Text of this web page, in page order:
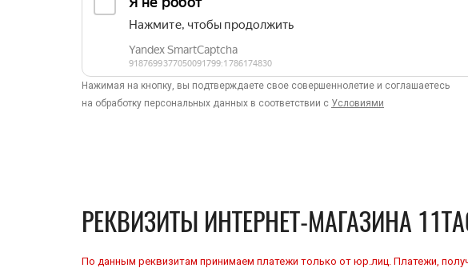
Нажимая на кнопку, вы подтверждаете свое совершеннолетие и соглашаетесь
на обработку персональных данных в соответствии с Условиями
РЕКВИЗИТЫ ИНТЕРНЕТ-МАГАЗИНА
По данным реквизитам принимаем платежи только от юр.лиц. Платежи,